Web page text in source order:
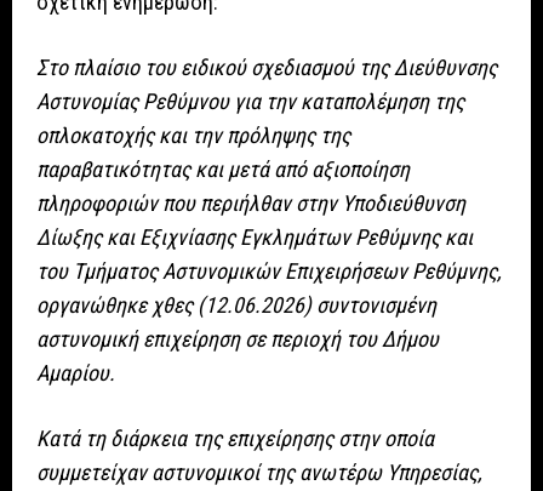
Στο πλαίσιο του ειδικού σχεδιασμού της Διεύθυνσης
Αστυνομίας Ρεθύμνου για την καταπολέμηση της
οπλοκατοχής και την πρόληψης της
παραβατικότητας και μετά από αξιοποίηση
πληροφοριών που περιήλθαν στην Υποδιεύθυνση
Δίωξης και Εξιχνίασης Εγκλημάτων Ρεθύμνης και
του Τμήματος Αστυνομικών Επιχειρήσεων Ρεθύμνης,
οργανώθηκε χθες (12.06.2026) συντονισμένη
αστυνομική επιχείρηση σε περιοχή του Δήμου
Αμαρίου.
Κατά τη διάρκεια της επιχείρησης στην οποία
συμμετείχαν αστυνομικοί της ανωτέρω Υπηρεσίας,